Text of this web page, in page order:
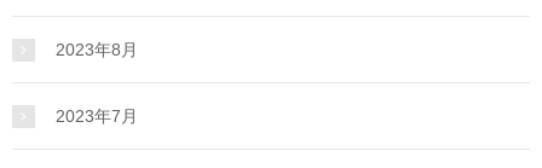
2023年8月
2023年7月